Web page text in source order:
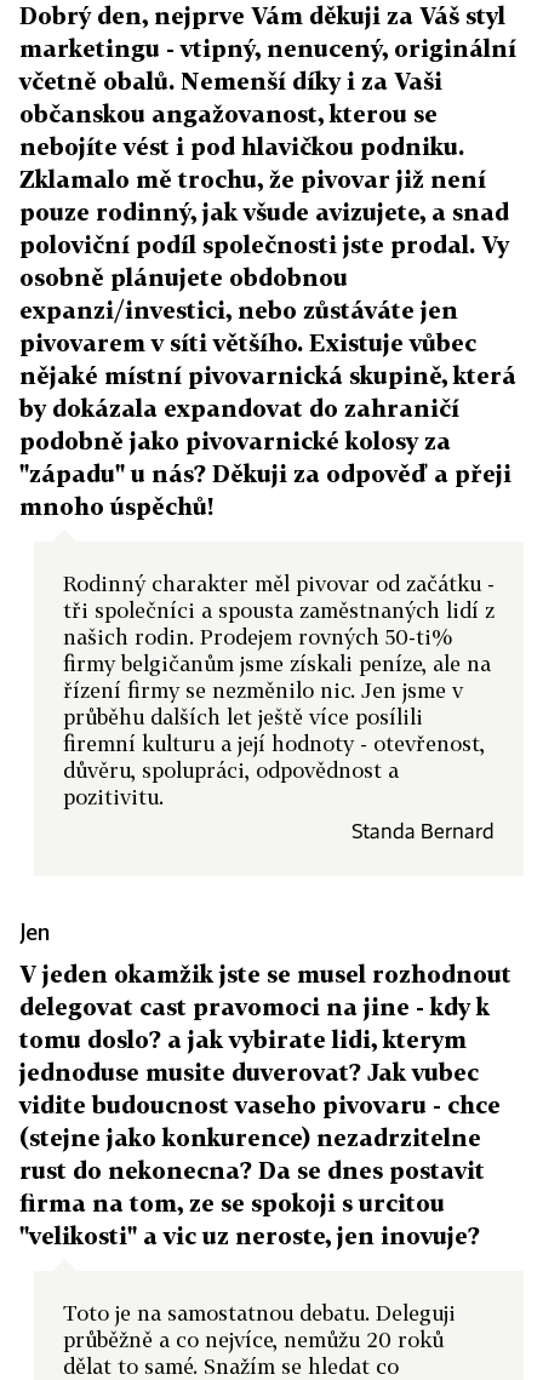
Dobrý den, nejprve Vám děkuji za Váš styl
marketingu - vtipný, nenucený, originální
včetně obalů. Nemenší díky i za Vaši
občanskou angažovanost, kterou se
nebojíte vést i pod hlavičkou podniku.
Zklamalo mě trochu, že pivovar již není
pouze rodinný, jak všude avizujete, a snad
poloviční podíl společnosti jste prodal. Vy
osobně plánujete obdobnou
expanzi/investici, nebo zůstáváte jen
pivovarem v síti většího. Existuje vůbec
nějaké místní pivovarnická skupině, která
by dokázala expandovat do zahraničí
podobně jako pivovarnické kolosy za
"západu" u nás? Děkuji za odpověď a přeji
mnoho úspěchů!
Rodinný charakter měl pivovar od začátku -
tři společníci a spousta zaměstnaných lidí z
našich rodin. Prodejem rovných 50-ti%
firmy belgičanům jsme získali peníze, ale na
řízení firmy se nezměnilo nic. Jen jsme v
průběhu dalších let ještě více posílili
firemní kulturu a její hodnoty - otevřenost,
důvěru, spolupráci, odpovědnost a
pozitivitu.
Standa Bernard
Jen
V jeden okamžik jste se musel rozhodnout
delegovat cast pravomoci na jine - kdy k
tomu doslo? a jak vybirate lidi, kterym
jednoduse musite duverovat? Jak vubec
vidite budoucnost vaseho pivovaru - chce
(stejne jako konkurence) nezadrzitelne
rust do nekonecna? Da se dnes postavit
firma na tom, ze se spokoji s urcitou
"velikosti" a vic uz neroste, jen inovuje?
Toto je na samostatnou debatu. Deleguji
průběžně a co nejvíce, nemůžu 20 roků
dělat to samé. Snažím se hledat co